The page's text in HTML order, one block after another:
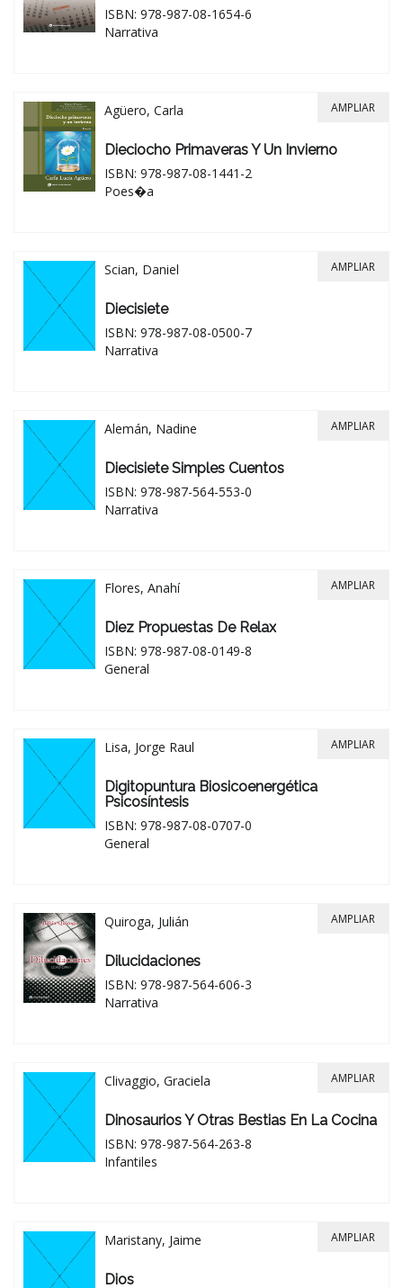
ISBN: 978-987-08-1654-6
Narrativa
Agüero, Carla
Dieciocho Primaveras Y Un Invierno
ISBN: 978-987-08-1441-2
Poes�a
AMPLIAR
Scian, Daniel
Diecisiete
ISBN: 978-987-08-0500-7
Narrativa
AMPLIAR
Alemán, Nadine
Diecisiete Simples Cuentos
ISBN: 978-987-564-553-0
Narrativa
AMPLIAR
Flores, Anahí
Diez Propuestas De Relax
ISBN: 978-987-08-0149-8
General
AMPLIAR
Lisa, Jorge Raul
Digitopuntura Biosicoenergética
Psicosíntesis
ISBN: 978-987-08-0707-0
General
AMPLIAR
Quiroga, Julián
Dilucidaciones
ISBN: 978-987-564-606-3
Narrativa
AMPLIAR
Clivaggio, Graciela
Dinosaurios Y Otras Bestias En La Cocina
ISBN: 978-987-564-263-8
Infantiles
AMPLIAR
Maristany, Jaime
Dios
AMPLIAR